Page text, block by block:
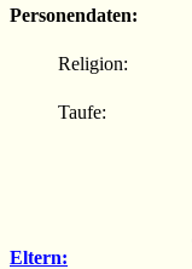
Personendaten:
Religion:
Taufe:
Eltern: